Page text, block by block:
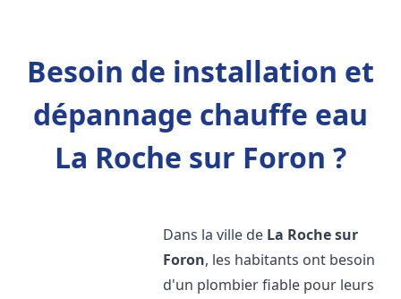
Besoin de installation et
dépannage chauffe eau
La Roche sur Foron ?
Dans la ville de La Roche sur
Foron, les habitants ont besoin
d'un plombier fiable pour leurs